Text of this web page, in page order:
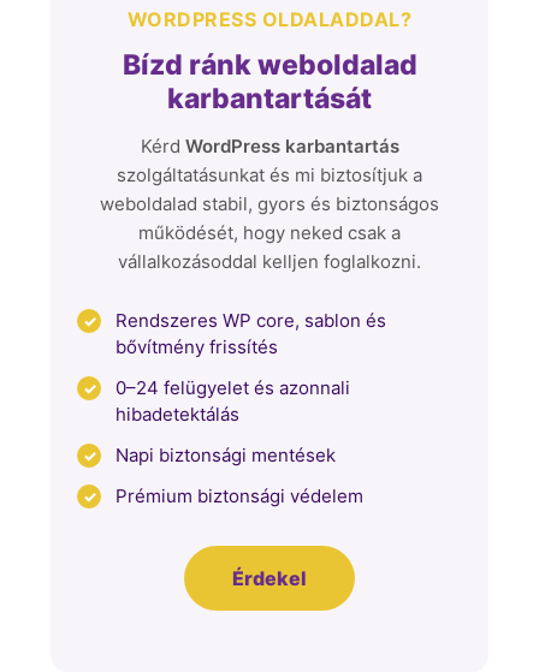
WORDPRESS OLDALADDAL?
Bízd ránk weboldalad
karbantartását
Kérd WordPress karbantartás
szolgáltatásunkat és mi biztosítjuk a
weboldalad stabil, gyors és biztonságos
működését, hogy neked csak a
vállalkozásoddal kelljen foglalkozni.
Rendszeres WP core, sablon és
bővítmény frissítés
0–24 felügyelet és azonnali
hibadetektálás
Napi biztonsági mentések
Prémium biztonsági védelem
Érdekel